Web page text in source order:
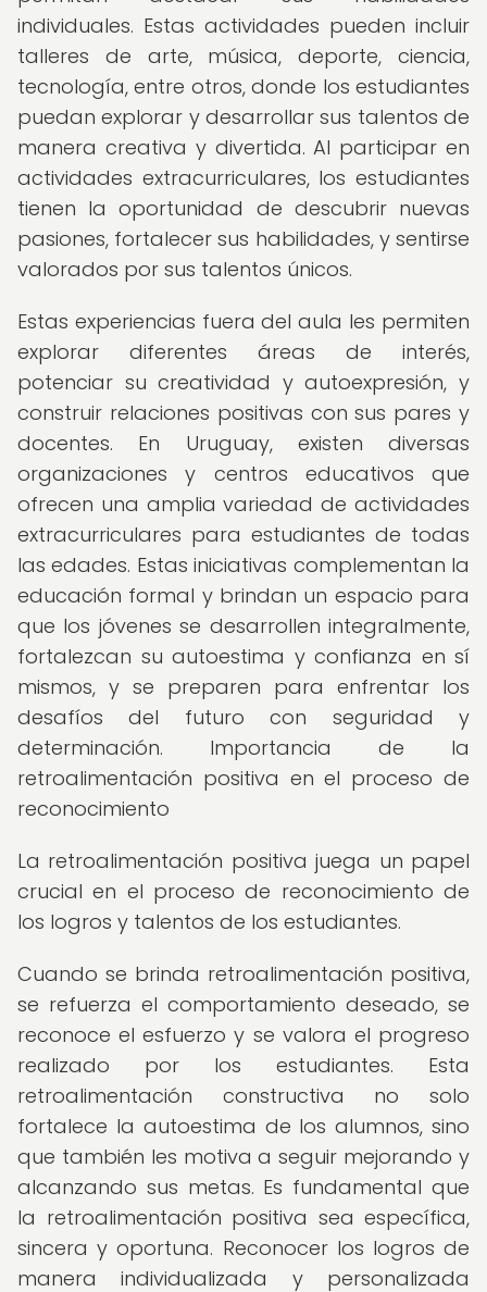
individuales. Estas actividades pueden incluir
talleres de arte, música, deporte, ciencia,
tecnología, entre otros, donde los estudiantes
puedan explorar y desarrollar sus talentos de
manera creativa y divertida. Al participar en
actividades extracurriculares, los estudiantes
tienen la oportunidad de descubrir nuevas
pasiones, fortalecer sus habilidades, y sentirse
valorados por sus talentos únicos.
Estas experiencias fuera del aula les permiten
explorar diferentes áreas de interés,
potenciar su creatividad y autoexpresión, y
construir relaciones positivas con sus pares y
docentes. En Uruguay, existen diversas
organizaciones y centros educativos que
ofrecen una amplia variedad de actividades
extracurriculares para estudiantes de todas
las edades. Estas iniciativas complementan la
educación formal y brindan un espacio para
que los jóvenes se desarrollen integralmente,
fortalezcan su autoestima y confianza en sí
mismos, y se preparen para enfrentar los
desafíos del futuro con seguridad y
determinación. Importancia de la
retroalimentación positiva en el proceso de
reconocimiento
La retroalimentación positiva juega un papel
crucial en el proceso de reconocimiento de
los logros y talentos de los estudiantes.
Cuando se brinda retroalimentación positiva,
se refuerza el comportamiento deseado, se
reconoce el esfuerzo y se valora el progreso
realizado por los estudiantes. Esta
retroalimentación constructiva no solo
fortalece la autoestima de los alumnos, sino
que también les motiva a seguir mejorando y
alcanzando sus metas. Es fundamental que
la retroalimentación positiva sea específica,
sincera y oportuna. Reconocer los logros de
manera individualizada y personalizada